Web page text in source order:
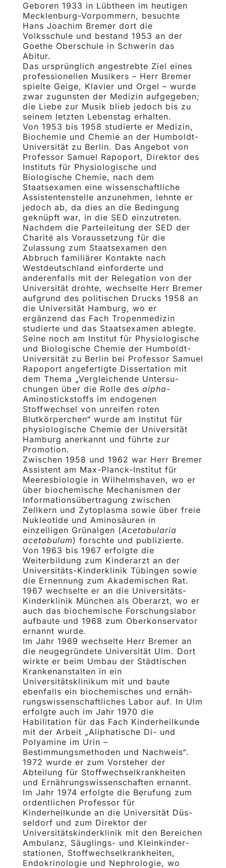
Geboren 1933 in Lübtheen im heutigen
Mecklenburg-Vorpommern, besuchte
Hans Joachim Bremer dort die
Volksschule und bestand 1953 an der
Goethe Oberschule in Schwerin das
Abitur.
Das ursprünglich angestrebte Ziel eines
professionellen Musikers – Herr Bremer
spielte Geige, Klavier und Orgel – wurde
zwar zugunsten der Medizin aufgegeben;
die Liebe zur Musik blieb jedoch bis zu
seinem letz­ten Lebenstag erhalten.
Von 1953 bis 1958 studierte er Medizin,
Biochemie und Chemie an der Humboldt-
Universität zu Berlin. Das Angebot von
Professor Samuel Rapoport, Direktor des
Instituts für Physiologische und
Biologische Che­mie, nach dem
Staatsexamen eine wissenschaftliche
Assistentenstelle anzunehmen, lehnte er
jedoch ab, da dies an die Bedingung
geknüpft war, in die SED einzutreten.
Nachdem die Par­teileitung der SED der
Charité als Voraussetzung für die
Zulassung zum Staatsexamen den
Abbruch familiärer Kontakte nach
Westdeutsch­land einforderte und
anderenfalls mit der Relegation von der
Univer­sität drohte, wechselte Herr Bremer
auf­grund des politischen Drucks 1958 an
die Universität Hamburg, wo er
ergänzend das Fach Tropenmedizin
studierte und das Staatsexamen ablegte.
Seine noch am Institut für Physiologische
und Biologische Chemie der Humboldt-
Universität zu Berlin bei Professor Samuel
Rapoport angefertigte Dissertation mit
dem Thema „Vergleichende Untersu­
chungen über die Rolle des alpha-
Aminostickstoffs im endogenen
Stoffwechsel von unreifen roten
Blutkörperchen“ wurde am Institut für
physiologische Chemie der Universität
Hamburg anerkannt und führte zur
Promotion.
Zwischen 1958 und 1962 war Herr Bremer
Assistent am Max-Planck-Institut für
Meeresbiologie in Wilhelms­haven, wo er
über biochemische Mechanismen der
Informationsübertragung zwischen
Zellkern und Zytoplasma sowie über freie
Nukleotide und Aminosäuren in
einzelligen Grünalgen (Acetabularia
aceta­bulum) forschte und publizierte.
Von 1963 bis 1967 erfolgte die
Weiterbildung zum Kinderarzt an der
Universitäts-Kinderklinik Tübingen sowie
die Ernennung zum Akademischen Rat.
1967 wechselte er an die Universitäts-
Kinderklinik München als Oberarzt, wo er
auch das biochemische Forschungslabor
aufbaute und 1968 zum Oberkonservator
er­nannt wurde.
Im Jahr 1969 wechselte Herr Bremer an
die neugegründete Universität Ulm. Dort
wirkte er beim Umbau der Städtischen
Krankenanstalten in ein
Universitätsklinikum mit und baute
ebenfalls ein biochemisches und er­näh­
rungswissenschaftliches Labor auf. In Ulm
erfolgte auch im Jahr 1970 die
Habilitation für das Fach Kin­derheilkunde
mit der Arbeit „Aliphatische Di- und
Polyamine im Urin –
Bestimmungsmethoden und Nach­weis“.
1972 wurde er zum Vorsteher der
Abteilung für Stoffwechselkrankheiten
und Ernährungswissen­schaften ernannt.
Im Jahr 1974 erfolgte die Berufung zum
ordentlichen Professor für
Kinderheilkunde an die Universität Düs­
seldorf und zum Direktor der
Universitätskinderklinik mit den Bereichen
Ambulanz, Säuglings- und Kleinkinder­
stationen, Stoffwechselkrankheiten,
Endokrinologie und Nephrologie, wo